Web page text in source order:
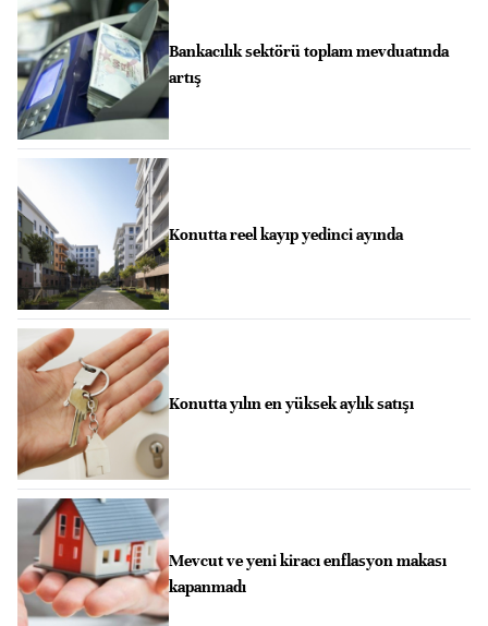
Bankacılık sektörü toplam mevduatında
artış
Konutta reel kayıp yedinci ayında
Konutta yılın en yüksek aylık satışı
Mevcut ve yeni kiracı enflasyon makası
kapanmadı